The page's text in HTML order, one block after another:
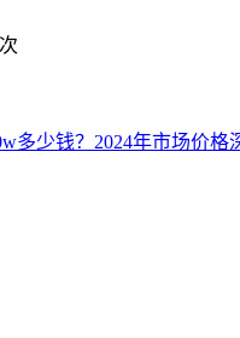
多少钱？2024年市场价格